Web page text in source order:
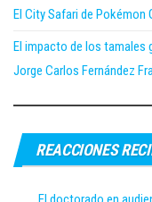
El City Safari de Pokémon
El impacto de los tamales
Jorge Carlos Fernández
REACCIONES